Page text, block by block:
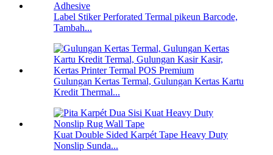
Label Stiker Perforated Termal pikeun Barcode,
Tambah...
Gulungan Kertas Termal, Gulungan Kertas Kartu
Kredit Thermal...
Kuat Double Sided Karpét Tape Heavy Duty
Nonslip Sunda...